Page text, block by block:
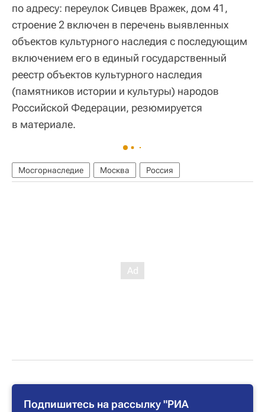
по адресу: переулок Сивцев Вражек, дом 41,
строение 2 включен в перечень выявленных
объектов культурного наследия с последующим
включением его в единый государственный
реестр объектов культурного наследия
(памятников истории и культуры) народов
Российской Федерации, резюмируется
в материале.
Мосгорнаследие Москва Россия
Подпишитесь на рассылку "РИА